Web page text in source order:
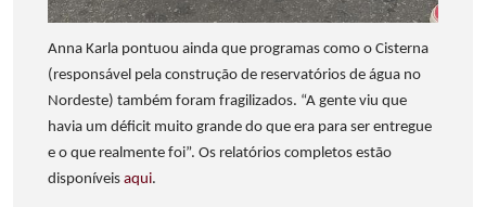
Anna Karla pontuou ainda que programas como o Cisterna
(responsável pela construção de reservatórios de água no
Nordeste) também foram fragilizados. “A gente viu que
havia um déficit muito grande do que era para ser entregue
e o que realmente foi”. Os relatórios completos estão
disponíveis aqui.